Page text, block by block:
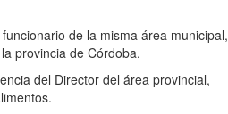
de la misma área municipal,
provincia de Córdoba.
del Director del área provincial,